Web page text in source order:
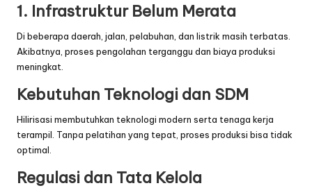
1. Infrastruktur Belum Merata
Di beberapa daerah, jalan, pelabuhan, dan listrik masih terbatas.
Akibatnya, proses pengolahan terganggu dan biaya produksi
meningkat.
Kebutuhan Teknologi dan SDM
Hilirisasi membutuhkan teknologi modern serta tenaga kerja
terampil. Tanpa pelatihan yang tepat, proses produksi bisa tidak
optimal.
Regulasi dan Tata Kelola